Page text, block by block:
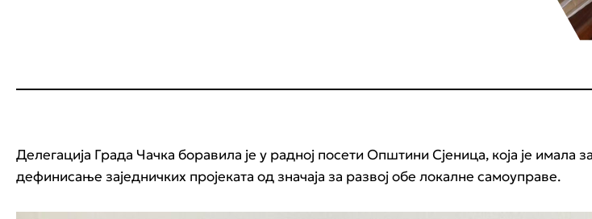
Делегација Града Чачка боравила је у радној посети Општини Сјеница, која је
дефинисање заједничких пројеката од значаја за развој обе локалне самоуправе.